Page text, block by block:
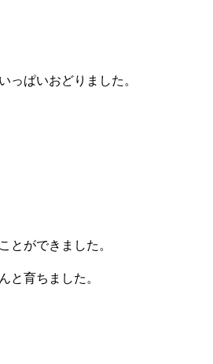
っぱいおどりました。
とができました。
と育ちました。